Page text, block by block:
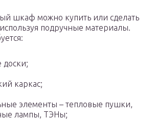
шкаф можно купить или сделать
подручные материалы.
доски;
каркас;
элементы – тепловые пушки,
лампы, ТЭНы;